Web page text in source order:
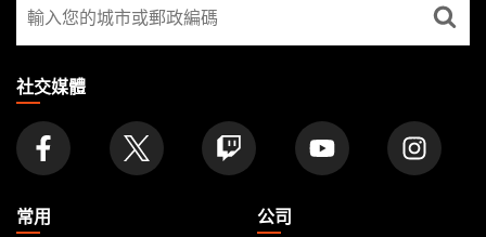
FOOTER
找
家
社交媒體
常用
公司